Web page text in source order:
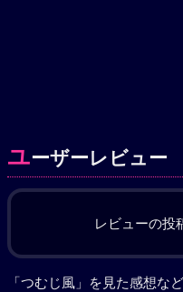
ユーザーレビュー
レビューの投
「つむじ風」を見た感想な